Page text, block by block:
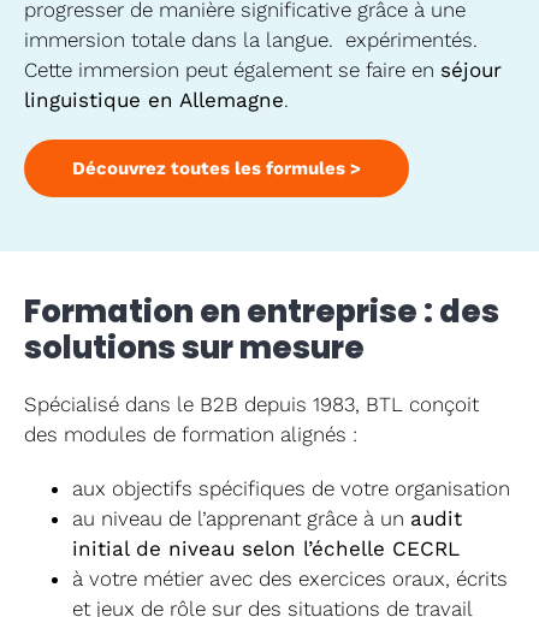
progresser de manière significative grâce à une
immersion totale dans la langue. expérimentés.
Cette immersion peut également se faire en séjour
linguistique en Allemagne.
Découvrez toutes les formules >
Formation en entreprise : des
solutions sur mesure
Spécialisé dans le B2B depuis 1983, BTL conçoit
des modules de formation alignés :
aux objectifs spécifiques de votre organisation
au niveau de l’apprenant grâce à un audit
initial de niveau selon l’échelle CECRL
à votre métier avec des exercices oraux, écrits
et jeux de rôle sur des situations de travail